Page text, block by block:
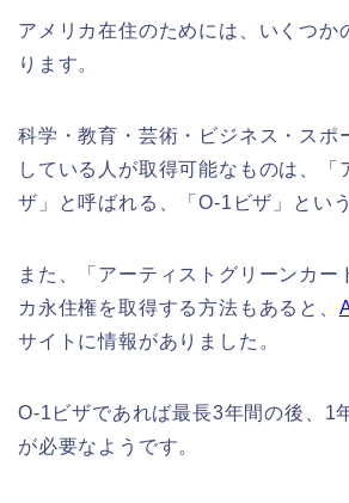
アメリカ在住のためには、いくつか
ります。
科学・教育・芸術・ビジネス・スポ
している人が取得可能なものは、「
ザ」と呼ばれる、「O-1ビザ」とい
また、「アーティストグリーンカー
カ永住権を取得する方法もあると、
サイトに情報がありました。
O-1ビザであれば最長3年間の後、1
が必要なようです。